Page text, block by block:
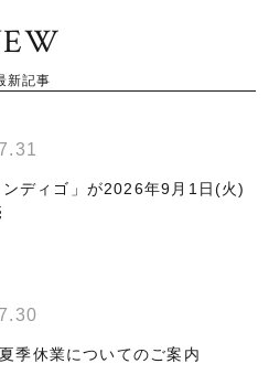
新記事
ンディゴ」が2026年9月1日(火)
季休業についてのご案内